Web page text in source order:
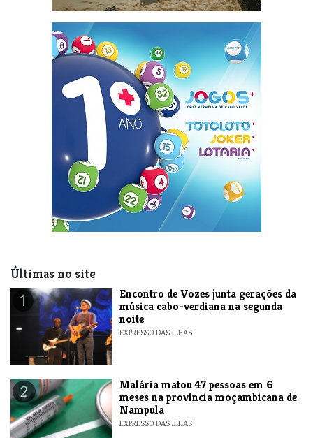
Últimas no site
1
Encontro de Vozes junta gerações da
música cabo-verdiana na segunda
noite
EXPRESSO DAS ILHAS
2
​Malária matou 47 pessoas em 6
meses na província moçambicana de
Nampula
EXPRESSO DAS ILHAS